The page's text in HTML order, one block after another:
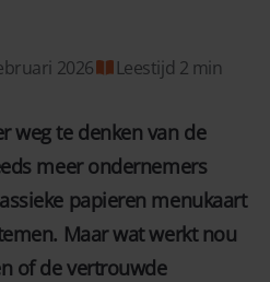
2026
Leestijd 2 min
weg te denken van de
meer ondernemers
papieren menukaart
Maar wat werkt nou
of de vertrouwde